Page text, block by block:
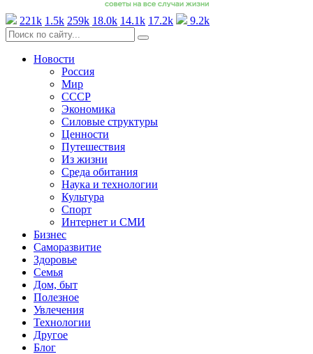
221k 1.5k 259k 18.0k 14.1k 17.2k 9.2k
Новости
Россия
Мир
СССР
Экономика
Силовые структуры
Ценности
Путешествия
Из жизни
Среда обитания
Наука и технологии
Культура
Спорт
Интернет и СМИ
Бизнес
Саморазвитие
Здоровье
Семья
Дом, быт
Полезное
Увлечения
Технологии
Другое
Блог